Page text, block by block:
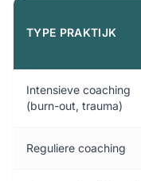
TYPE PRAKTIJK
Intensieve coaching
(burn-out, trauma)
Reguliere coaching